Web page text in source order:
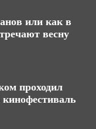
или как в
весну
проходил